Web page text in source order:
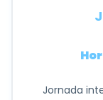
Jornada